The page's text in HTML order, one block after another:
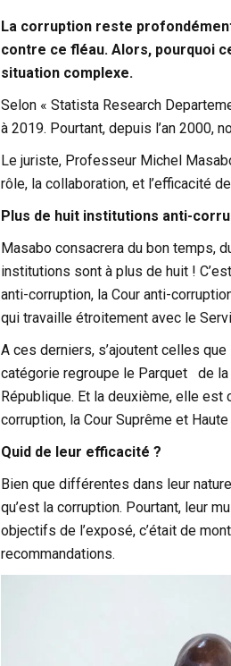
La corruption reste
contre ce fléau. Alors, pourquoi
situation complexe.
Selon « Statista Research
à 2019. Pourtant, depuis l’an 2000,
Le juriste, Professeur Michel
rôle, la collaboration, et l’efficacité
Plus de huit institutions anti-
Masabo consacrera du bon temps,
institutions sont à plus de huit !
anti-corruption, la Cour anti-
qui travaille étroitement avec le
A ces derniers, s’ajoutent celles
catégorie regroupe le Parquet de la
République. Et la deuxième, elle
corruption, la Cour Suprême et
Quid de leur efficacité ?
Bien que différentes dans leur
qu’est la corruption. Pourtant, leur
objectifs de l’exposé, c’était de
recommandations.